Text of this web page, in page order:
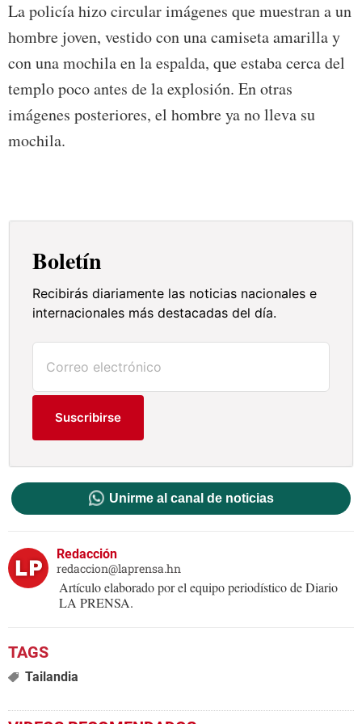
La policía hizo circular imágenes que muestran a un
hombre joven, vestido con una camiseta amarilla y
con una mochila en la espalda, que estaba cerca del
templo poco antes de la explosión. En otras
imágenes posteriores, el hombre ya no lleva su
mochila.
Boletín
Recibirás diariamente las noticias nacionales e
internacionales más destacadas del día.
Suscribirse
Unirme al canal de noticias
Redacción
redaccion@laprensa.hn
Artículo elaborado por el equipo periodístico de Diario
LA PRENSA.
Tailandia